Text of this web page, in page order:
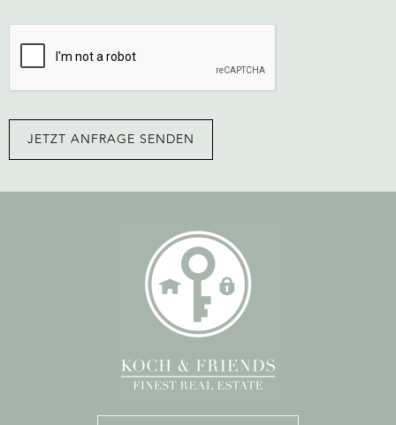
u
JETZT ANFRAGE SENDEN